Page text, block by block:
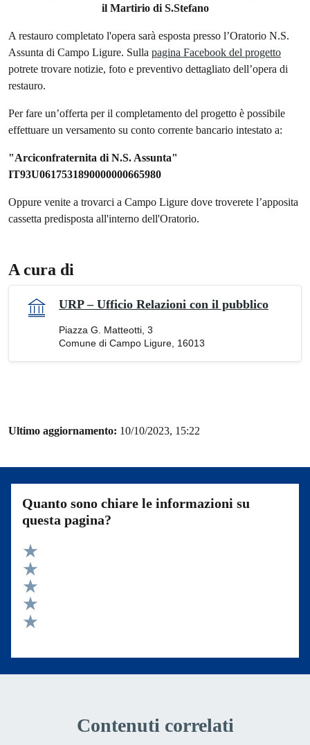
il Martirio di S.Stefano
A restauro completato l'opera sarà esposta presso l’Oratorio N.S.
Assunta di Campo Ligure. Sulla pagina Facebook del progetto
potrete trovare notizie, foto e preventivo dettagliato dell’opera di
restauro.
Per fare un’offerta per il completamento del progetto è possibile
effettuare un versamento su conto corrente bancario intestato a:
"Arciconfraternita di N.S. Assunta"
IT93U0617531890000000665980
Oppure venite a trovarci a Campo Ligure dove troverete l’apposita
cassetta predisposta all'interno dell'Oratorio.
A cura di
URP – Ufficio Relazioni con il pubblico
Piazza G. Matteotti, 3
Comune di Campo Ligure, 16013
Ultimo aggiornamento: 10/10/2023, 15:22
Quanto sono chiare le informazioni su
questa pagina?
Valuta 5 stelle su 5
Valuta 4 stelle su 5
Valuta 3 stelle su 5
Valuta 2 stelle su 5
Contenuti correlati